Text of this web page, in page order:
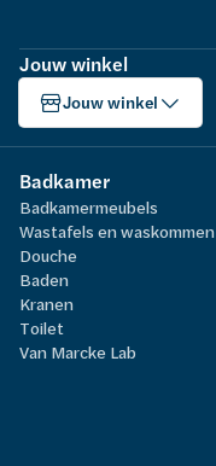
Jouw winkel
Jouw winkel
Badkamer
Badkamermeubels
Wastafels en waskommen
Douche
Baden
Kranen
Toilet
Van Marcke Lab